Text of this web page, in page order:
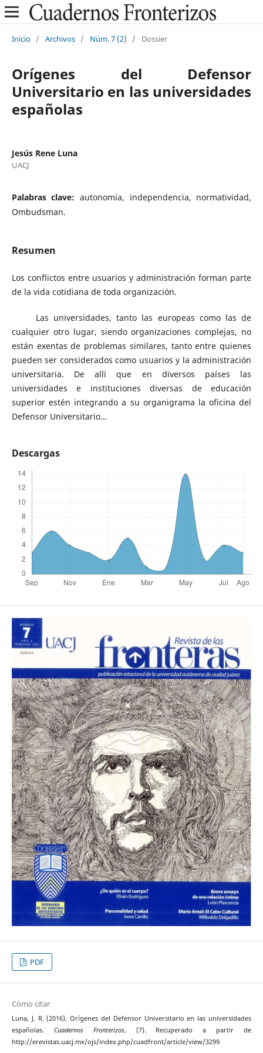
Inicio / Archivos / Núm. 7 (2) / Dossier
Orígenes del Defensor
Universitario en las universidades
españolas
Jesús Rene Luna
UACJ
Palabras clave: autonomía, independencia, normatividad,
Ombudsman.
Resumen
Los conflictos entre usuarios y administración forman parte
de la vida cotidiana de toda organización.
Las universidades, tanto las europeas como las de
cualquier otro lugar, siendo organizaciones complejas, no
están exentas de problemas similares, tanto entre quienes
pueden ser considerados como usuarios y la administración
universitaria. De allí que en diversos países las
universidades e instituciones diversas de educación
superior estén integrando a su organigrama la oficina del
Defensor Universitario…
Descargas
PDF
Cómo citar
Luna, J. R. (2016). Orígenes del Defensor Universitario en las universidades
españolas. Cuadernos Fronterizos, (7). Recuperado a partir de
http://erevistas.uacj.mx/ojs/index.php/cuadfront/article/view/3299